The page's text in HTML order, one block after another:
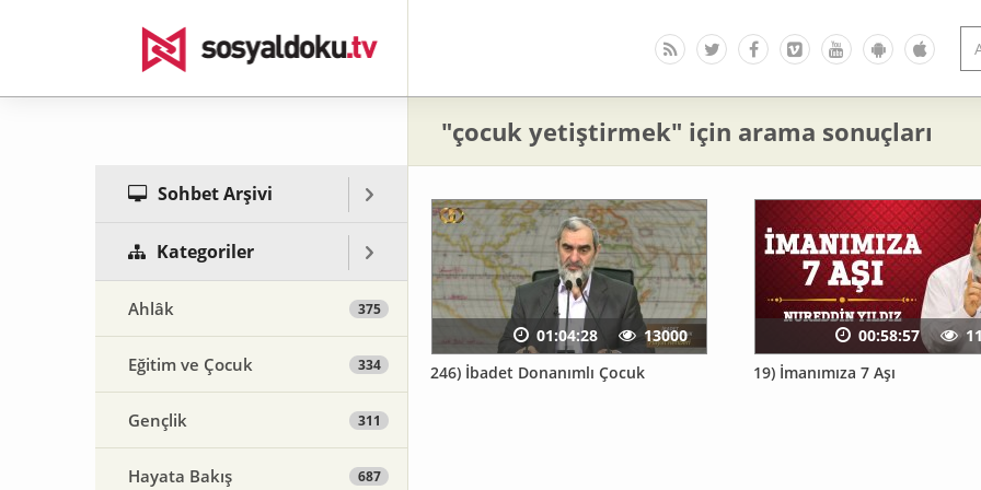
Sohbet Arşivi
Kategoriler
Ahlâk 375
Eğitim ve Çocuk 334
Gençlik 311
Hayata Bakış 687
"çocuk yetiştirmek" için arama sonuçları
246) İbadet Donanımlı Çocuk
01:04:28
13000
19) İmanımıza 7 Aşı
00:58:57